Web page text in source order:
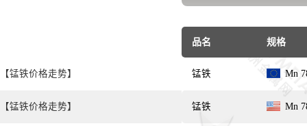
【锰铁价格走势】
【锰铁价格走势】
品名 规格
锰铁 Mn
锰铁 Mn